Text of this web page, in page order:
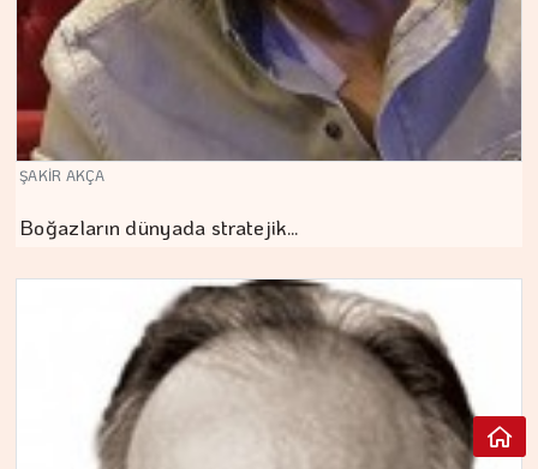
ŞAKİR AKÇA
Boğazların dünyada stratejik…